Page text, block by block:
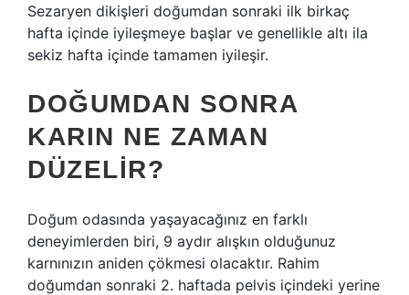
Sezaryen dikişleri doğumdan sonraki ilk birkaç
hafta içinde iyileşmeye başlar ve genellikle altı ila
sekiz hafta içinde tamamen iyileşir.
DOĞUMDAN SONRA
KARIN NE ZAMAN
DÜZELIR?
Doğum odasında yaşayacağınız en farklı
deneyimlerden biri, 9 aydır alışkın olduğunuz
karnınızın aniden çökmesi olacaktır. Rahim
doğumdan sonraki 2. haftada pelvis içindeki yerine